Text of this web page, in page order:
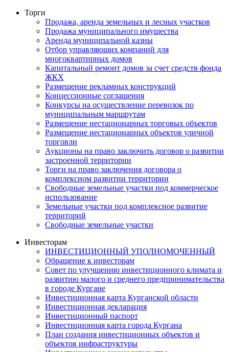
Торги
Продажа, аренда земельных и лесных участков
Продажа муниципального имущества
Аренда муниципальной казны
Отбор управляющих компаний для
многоквартирных домов
Капитальный ремонт домов за счет средств фонда
ЖКХ
Размещение рекламных конструкций
Концессионные соглашения
Конкурсы на осуществление перевозок по
муниципальным маршрутам
Размещение нестационарных торговых объектов
Размещение нестационарных объектов уличной
торговли
Аукционы на право заключить договор о развитии
застроенной территории
Торги на право заключения договора о
комплексном развитии территории
Свободные земельные участки под коммерческое
использование
Земельные участки под комплексное развитие
территорий
Свободные земельные участки
Инвесторам
ИНВЕСТИЦИОННЫЙ УПОЛНОМОЧЕННЫЙ
Обращение к инвесторам
Совет по улучшению инвестиционного климата и
развитию малого и среднего предпринимательства
в городе Кургане
Инвестиционная карта Курганской области
Инвестиционная декларация
Инвестиционный паспорт
Инвестиционная карта города Кургана
План создания инвестиционных объектов и
объектов инфраструктуры